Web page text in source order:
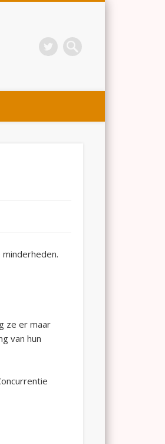
ze er maar
van hun